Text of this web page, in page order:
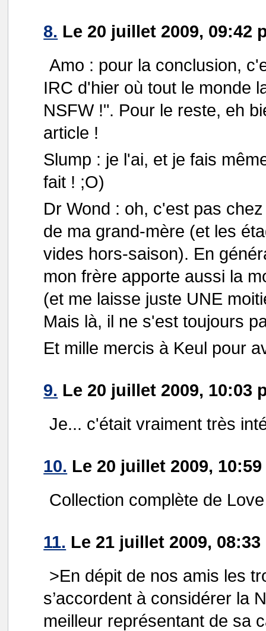
8. Le 20 juillet 2009, 09:42
Amo : pour la conclusion,
IRC d'hier où tout le monde
NSFW !". Pour le reste, eh
article !
Slump : je l'ai, et je fais
fait ! ;O)
Dr Wond : oh, c'est pas
de ma grand-mère (et les
vides hors-saison). En
mon frère apporte aussi la
(et me laisse juste UNE
Mais là, il ne s'est toujours
Et mille mercis à Keul pour
9. Le 20 juillet 2009, 10:03
Je... c'était vraiment très
10. Le 20 juillet 2009,
Collection complète de
11. Le 21 juillet 2009,
>En dépit de nos amis les
s’accordent à considérer la
meilleur représentant de sa